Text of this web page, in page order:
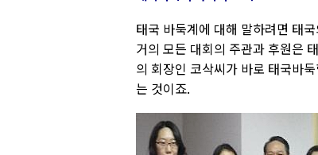
태국 바둑계에 대해 말하려면 태
거의 모든 대회의 주관과 후원은
의 회장인 코삭씨가 바로 태국바
는 것이죠.